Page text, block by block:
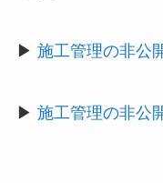
▶ 施工管理の非公
▶ 施工管理の非公